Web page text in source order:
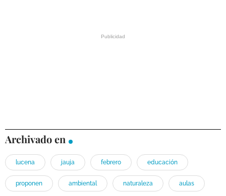
Archivado en
lucena jauja febrero educación
proponen ambiental naturaleza aulas